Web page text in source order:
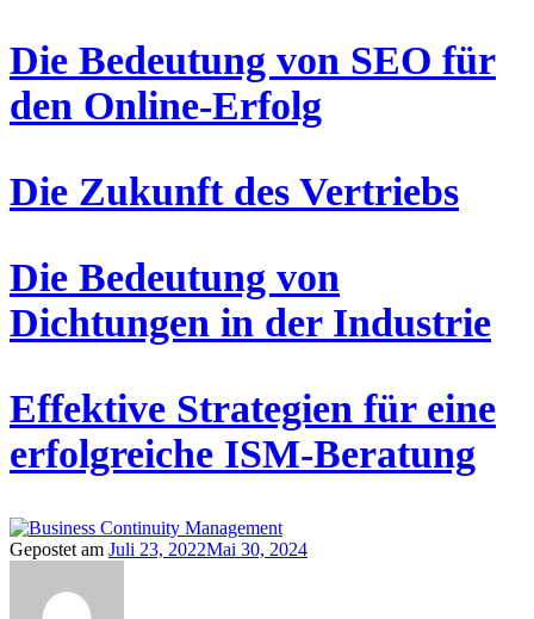
Die Bedeutung von SEO für
den Online-Erfolg
Die Zukunft des Vertriebs
Die Bedeutung von
Dichtungen in der Industrie
Effektive Strategien für eine
erfolgreiche ISM-Beratung
Gepostet am Juli 23, 2022Mai 30, 2024